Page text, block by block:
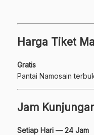
Harga Tiket
Gratis
Pantai Namosain
Jam
Setiap Hari — 24 Jam